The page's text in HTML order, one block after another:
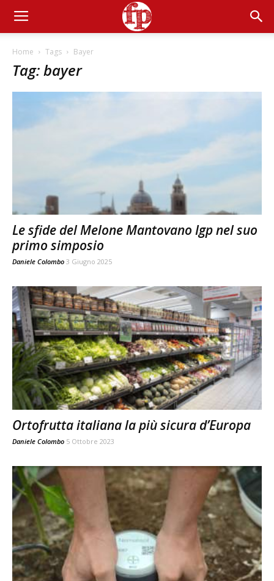
Home Tags Bayer
Tag: bayer
Le sfide del Melone Mantovano Igp nel suo
primo simposio
Daniele Colombo 3 Giugno 2025
Ortofrutta italiana la più sicura d’Europa
Daniele Colombo 5 Ottobre 2023